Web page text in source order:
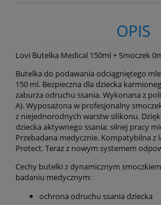
OPIS
Lovi Butelka Medical 150ml + Smoczek
Butelka do podawania odciągniętego
150 ml. Bezpieczna dla dziecka
zaburza odruchu ssania. Wykonana z
A). Wyposażona w profesjonalny
z niejednorodnych warstw silikonu.
dziecka aktywnego ssania: silnej pracy
Przebadana medycznie. Kompatybilna z
Protect. Teraz z nowym systemem
Cechy butelki z dynamicznym
badaniu medycznym:
ochrona odruchu ssania dziecka